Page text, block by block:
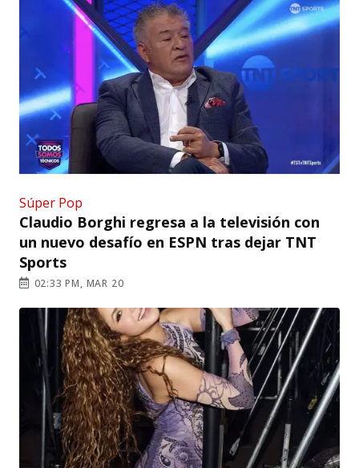
Súper Pop
Claudio Borghi regresa a la televisión con
un nuevo desafío en ESPN tras dejar TNT
Sports
02:33 PM, MAR 20